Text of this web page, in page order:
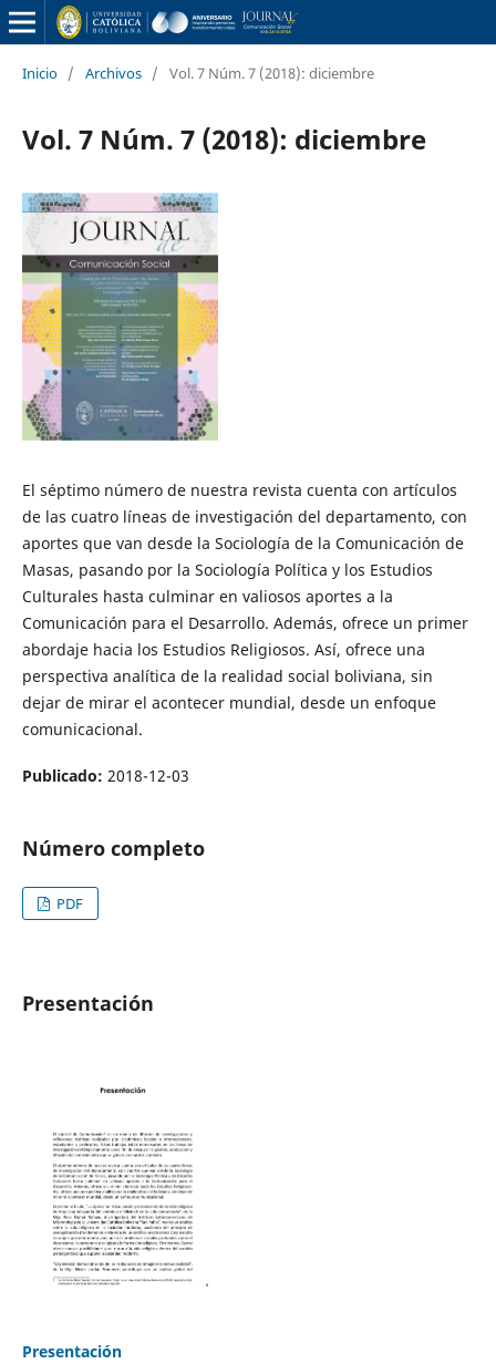
Inicio / Archivos / Vol. 7 Núm. 7 (2018): diciembre
Vol. 7 Núm. 7 (2018): diciembre
El séptimo número de nuestra revista cuenta con artículos
de las cuatro líneas de investigación del departamento, con
aportes que van desde la Sociología de la Comunicación de
Masas, pasando por la Sociología Política y los Estudios
Culturales hasta culminar en valiosos aportes a la
Comunicación para el Desarrollo. Además, ofrece un primer
abordaje hacia los Estudios Religiosos. Así, ofrece una
perspectiva analítica de la realidad social boliviana, sin
dejar de mirar el acontecer mundial, desde un enfoque
comunicacional.
Publicado: 2018-12-03
Número completo
PDF
Presentación
Presentación